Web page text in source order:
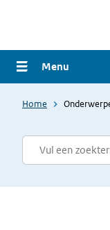
naar
de
gaan
Menu
Home
een
zoekterm